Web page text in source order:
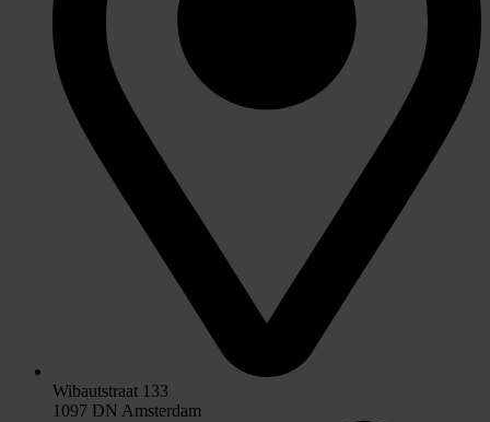
Wibautstraat 133
1097 DN Amsterdam